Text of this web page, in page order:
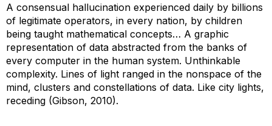
A consensual hallucination experienced daily by billions
of legitimate operators, in every nation, by children
being taught mathematical concepts… A graphic
representation of data abstracted from the banks of
every computer in the human system. Unthinkable
complexity. Lines of light ranged in the nonspace of the
mind, clusters and constellations of data. Like city lights,
receding (Gibson, 2010).